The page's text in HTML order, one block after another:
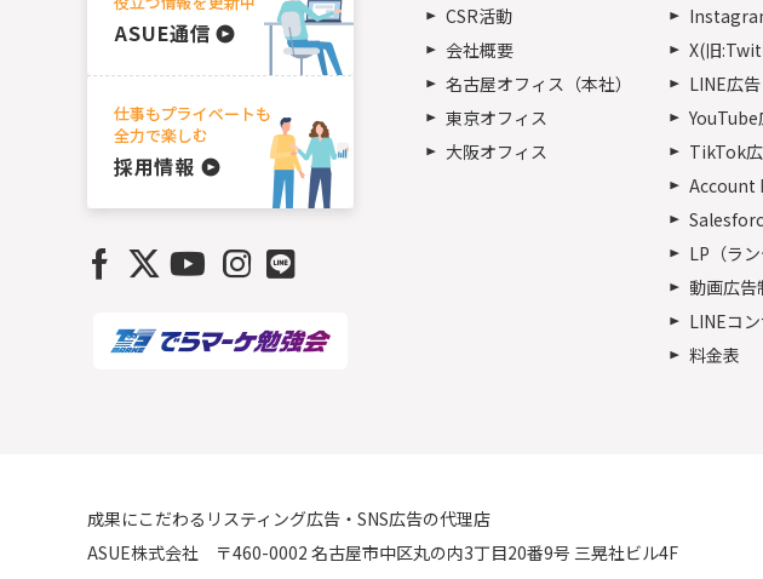
CSR活動
会社概要
名古屋オフィス（本社）
東京オフィス
大阪オフィス
X(旧
LINE広告
YouTube
TikTok
Account
LP（ラ
動画広告
LINEコ
料金表
成果にこだわるリスティング広告・SNS広告の代理店
ASUE株式会社 〒460-0002 名古屋市中区丸の内3丁目20番9号 三晃社ビル4F